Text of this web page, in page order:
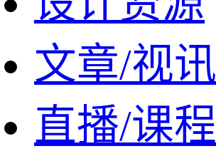
文章/视讯
直播/课程